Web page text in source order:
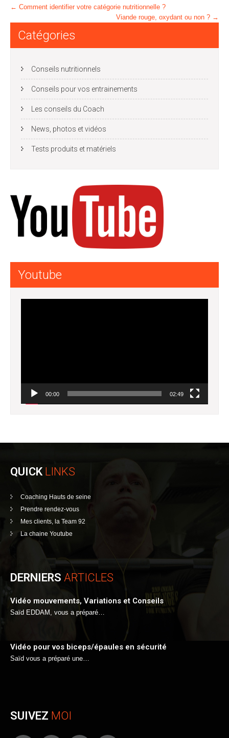
Post
navigation
← Comment identifier votre catégorie nutritionnelle ?
Viande rouge, oxydant ou non ? →
Catégories
Conseils nutritionnels
Conseils pour vos entrainements
Les conseils du Coach
News, photos et vidéos
Tests produits et matériels
Youtube
00:00 02:49
QUICK LINKS
Coaching Hauts de seine
Prendre rendez-vous
Mes clients, la Team 92
La chaine Youtube
DERNIERS ARTICLES
Vidéo mouvements, Variations et Conseils
Saïd EDDAM, vous a préparé…
Vidéo pour vos biceps/épaules en sécurité
Saïd vous a préparé une…
SUIVEZ MOI